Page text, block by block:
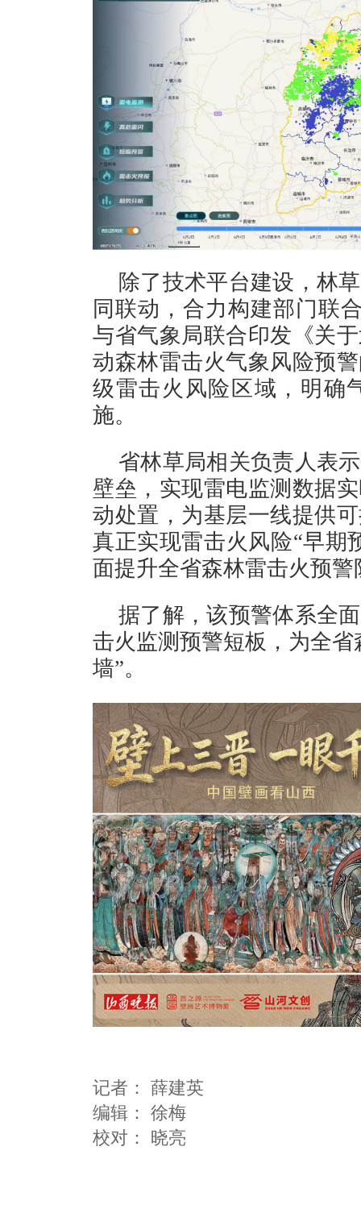
除了技术平台建设，林
同联动，合力构建部门联
与省气象局联合印发《关
动森林雷击火气象风险预
级雷击火风险区域，明确
施。
省林草局相关负责人表
壁垒，实现雷电监测数据
动处置，为基层一线提供
真正实现雷击火风险“早期
面提升全省森林雷击火预
据了解，该预警体系全
击火监测预警短板，为全
墙”。
记者： 薛建英
编辑： 徐梅